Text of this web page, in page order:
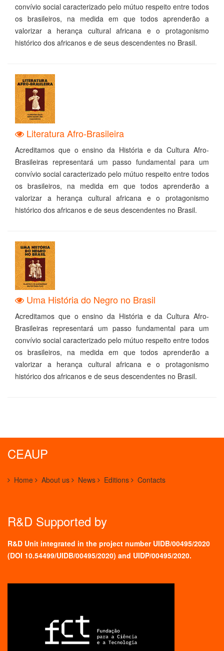
convívio social caracterizado pelo mútuo respeito entre todos
os brasileiros, na medida em que todos aprenderão a
valorizar a herança cultural africana e o protagonismo
histórico dos africanos e de seus descendentes no Brasil.
Literatura Afro-Brasileira
Acreditamos que o ensino da História e da Cultura Afro-
Brasileiras representará um passo fundamental para um
convívio social caracterizado pelo mútuo respeito entre todos
os brasileiros, na medida em que todos aprenderão a
valorizar a herança cultural africana e o protagonismo
histórico dos africanos e de seus descendentes no Brasil.
Uma História do Negro no Brasil
Acreditamos que o ensino da História e da Cultura Afro-
Brasileiras representará um passo fundamental para um
convívio social caracterizado pelo mútuo respeito entre todos
os brasileiros, na medida em que todos aprenderão a
valorizar a herança cultural africana e o protagonismo
histórico dos africanos e de seus descendentes no Brasil.
CEAUP
Home About us News Editions Contacts
R&D Supported by
R&D Unit integrated in the project number UIDB/00495/2020
(DOI 10.54499/UIDB/00495/2020) and UIDP/00495/2020.